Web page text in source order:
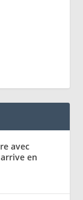
avec
en